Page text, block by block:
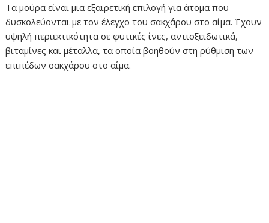
Τα μούρα είναι μια εξαιρετική επιλογή για άτομα που
δυσκολεύονται με τον έλεγχο του σακχάρου στο αίμα. Έχουν
υψηλή περιεκτικότητα σε φυτικές ίνες, αντιοξειδωτικά,
βιταμίνες και μέταλλα, τα οποία βοηθούν στη ρύθμιση των
επιπέδων σακχάρου στο αίμα.